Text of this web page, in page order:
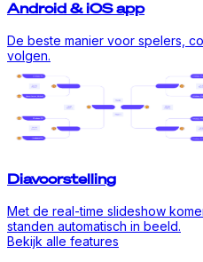
Android & iOS app
De beste manier voor spelers,
volgen.
Diavoorstelling
Met de real-time slideshow
standen automatisch in beeld.
Bekijk alle features